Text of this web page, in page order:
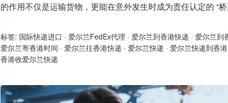
的作用不仅是运输货物，更能在意外发生时成为责任认定的 “桥
标签: 国际快递进口 · 爱尔兰FedEx代理 · 爱尔兰到香港快递 · 爱尔兰到
爱尔兰寄香港时间 · 爱尔兰往香港快递 · 爱尔兰快递 · 爱尔兰快递到香港
香港收爱尔兰快递​